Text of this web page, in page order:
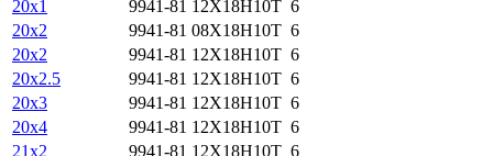
20х1
9941-81 12Х18Н10Т 6
20х2
9941-81 08Х18Н10Т 6
20х2
9941-81 12Х18Н10Т 6
20х2.5
9941-81 12Х18Н10Т 6
20х3
9941-81 12Х18Н10Т 6
20х4
9941-81 12Х18Н10Т 6
21х2
9941-81 12Х18Н10Т 6